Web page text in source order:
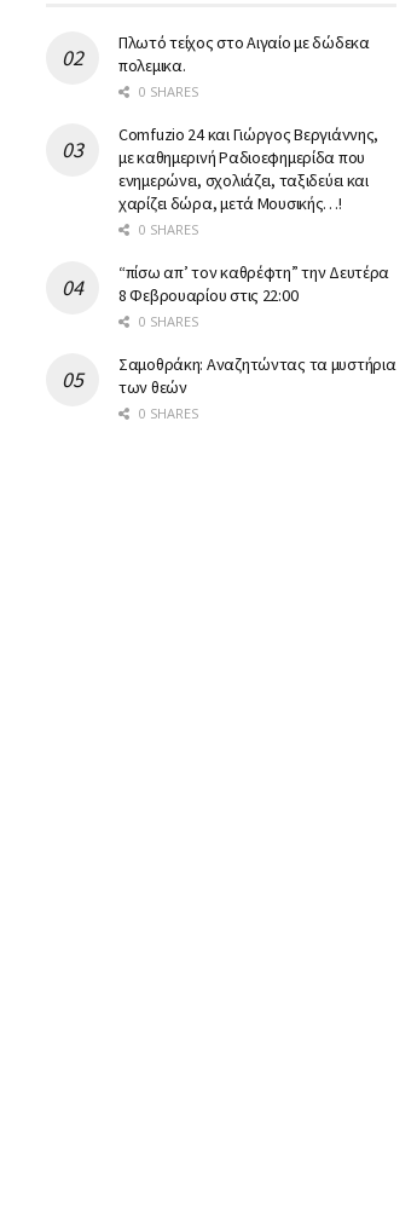
Πλωτό τείχος στο Αιγαίο με δώδεκα
πολεμικα.
0 SHARES
Comfuzio 24 και Γιώργος Βεργιάννης,
με καθημερινή Ραδιοεφημερίδα που
ενημερώνει, σχολιάζει, ταξιδεύει και
χαρίζει δώρα, μετά Μουσικής…!
0 SHARES
“πίσω απ’ τον καθρέφτη” την Δευτέρα
8 Φεβρουαρίου στις 22:00
0 SHARES
Σαμοθράκη: Αναζητώντας τα μυστήρια
των θεών
0 SHARES